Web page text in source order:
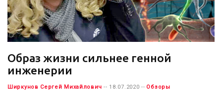
Образ жизни сильнее генной
инженерии
Ширкунов Сергей Михайлович -- 18.07.2020 -- Обзоры